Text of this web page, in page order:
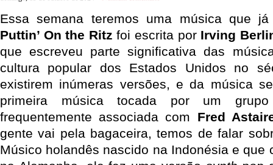
Essa semana teremos uma música que
Puttin’ On the Ritz foi escrita por Irving
que escreveu parte significativa das
cultura popular dos Estados Unidos no
existirem inúmeras versões, e da música
primeira música tocada por um
frequentemente associada com Fred
gente vai pela bagaceira, temos de falar
Músico holandês nascido na Indonésia e que